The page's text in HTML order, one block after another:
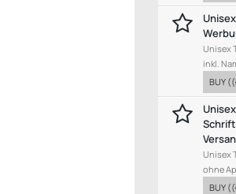
Unisex
inkl.
BUY ((
Unisex
ohne
BUY ((